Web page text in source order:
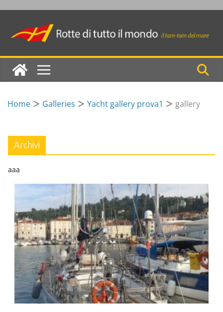
to
Home Galleries Yacht gallery prova1 gallery
Archivi
aaa